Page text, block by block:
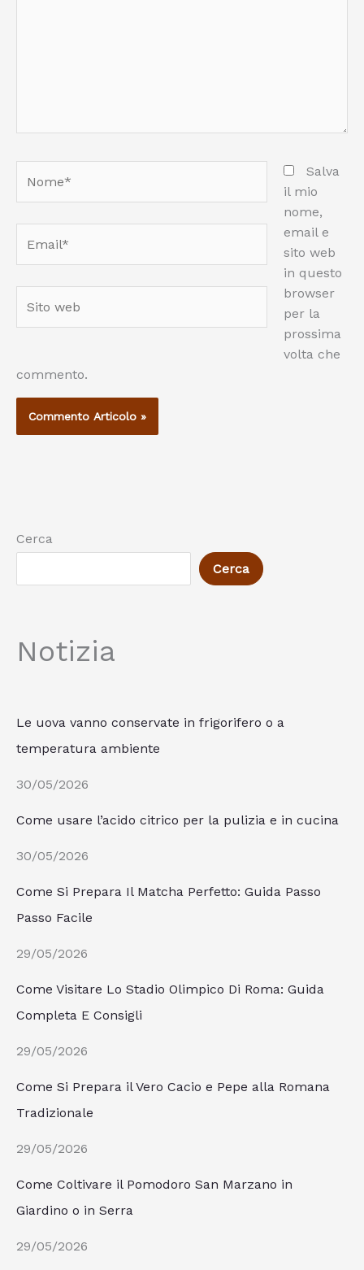
web
Salva
il mio
nome,
email e
sito web
in questo
browser
per la
prossima
volta che
commento.
Cerca
Cerca
Notizia
Le uova vanno conservate in frigorifero o a
temperatura ambiente
30/05/2026
Come usare l’acido citrico per la pulizia e in cucina
30/05/2026
Come Si Prepara Il Matcha Perfetto: Guida Passo
Passo Facile
29/05/2026
Come Visitare Lo Stadio Olimpico Di Roma: Guida
Completa E Consigli
29/05/2026
Come Si Prepara il Vero Cacio e Pepe alla Romana
Tradizionale
29/05/2026
Come Coltivare il Pomodoro San Marzano in
Giardino o in Serra
29/05/2026